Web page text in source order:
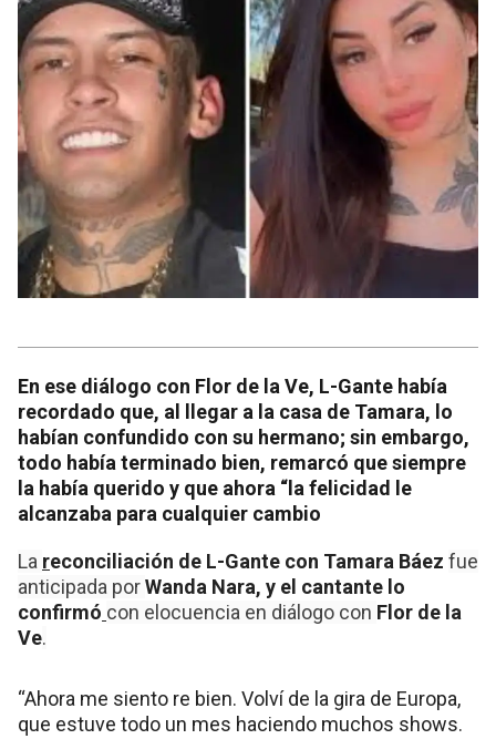
En ese diálogo con Flor de la Ve, L-Gante había
recordado que, al llegar a la casa de Tamara, lo
habían confundido con su hermano; sin embargo,
todo había terminado bien, remarcó que siempre
la había querido y que ahora “la felicidad le
alcanzaba para cualquier cambio
La reconciliación de L-Gante con Tamara Báez fue
anticipada porWanda Nara, y el cantante lo
confirmó con elocuencia en diálogo con Flor de la
Ve.
“Ahora me siento re bien. Volví de la gira de Europa,
que estuve todo un mes haciendo muchos shows.